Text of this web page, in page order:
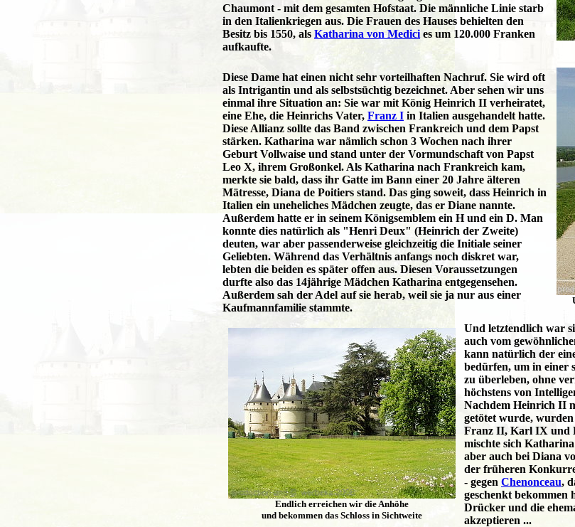
Chaumont - mit dem gesamten Hofstaat. Die männliche Linie starb
in den Italienkriegen aus. Die Frauen des Hauses behielten den
Besitz bis 1550, als Katharina von Medici es um 120.000 Franken
aufkaufte.
Diese Dame hat einen nicht sehr vorteilhaften Nachruf. Sie wird oft
als Intrigantin und als selbstsüchtig bezeichnet. Aber sehen wir uns
einmal ihre Situation an: Sie war mit König Heinrich II verheiratet,
eine Ehe, die Heinrichs Vater, Franz I in Italien ausgehandelt hatte.
Diese Allianz sollte das Band zwischen Frankreich und dem Papst
stärken. Katharina war nämlich schon 3 Wochen nach ihrer
Geburt Vollwaise und stand unter der Vormundschaft von Papst
Leo X, ihrem Großonkel. Als Katharina nach Frankreich kam,
merkte sie bald, dass ihr Gatte im Bann einer 20 Jahre älteren
Mätresse, Diana de Poitiers stand. Das ging soweit, dass Heinrich in
Italien ein uneheliches Mädchen zeugte, das er Diane nannte.
Außerdem hatte er in seinem Königsemblem ein H und ein D. Man
konnte dies natürlich als "Henri Deux" (Heinrich der Zweite)
deuten, war aber passenderweise gleichzeitig die Initiale seiner
Geliebten. Während das Verhältnis anfangs noch diskret war,
lebten die beiden es später offen aus. Diesen Voraussetzungen
durfte also das 14jährige Mädchen Katharina entgegensehen.
Außerdem sah der Adel auf sie herab, weil sie ja nur aus einer
Kaufmannfamilie stammte.
Endlich erreichen wir die Anhöhe
und bekommen das Schloss in Sichtweite
Und letztendlich war
auch vom
kann natürlich der
bedürfen, um in einer
zu überleben, ohne
höchstens von
Nachdem Heinrich II
getötet wurde,
Franz II, Karl IX und
mischte sich
aber auch bei Diana
der früheren
- gegen Chenonceau,
geschenkt
Drücker und die
akzeptieren ...